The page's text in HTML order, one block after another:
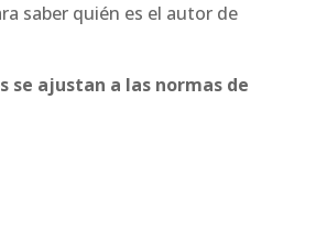
saber quién es el autor de
se ajustan a las normas de